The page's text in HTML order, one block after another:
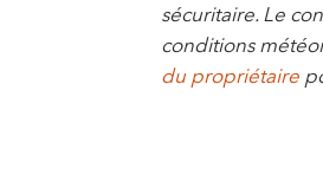
sécuritaire. Le
conditions
du propriétaire